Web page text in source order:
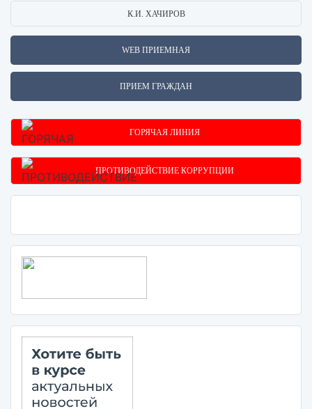
К.И. ХАЧИРОВ
WEB ПРИЕМНАЯ
ПРИЕМ ГРАЖДАН
ГОРЯЧАЯ ЛИНИЯ
ПРОТИВОДЕЙСТВИЕ КОРРУПЦИИ